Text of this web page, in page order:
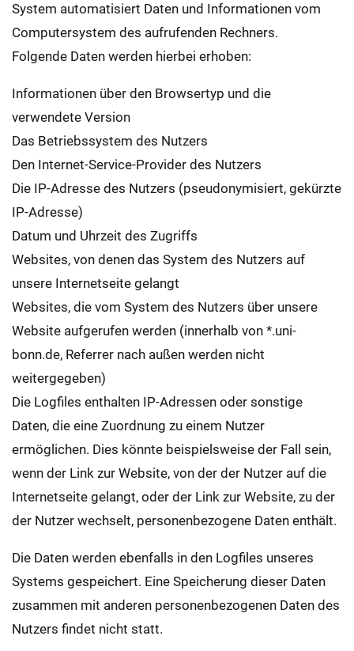
System automatisiert Daten und Informationen vom
Computersystem des aufrufenden Rechners.
Folgende Daten werden hierbei erhoben:
Informationen über den Browsertyp und die
verwendete Version
Das Betriebssystem des Nutzers
Den Internet-Service-Provider des Nutzers
Die IP-Adresse des Nutzers (pseudonymisiert, gekürzte
IP-Adresse)
Datum und Uhrzeit des Zugriffs
Websites, von denen das System des Nutzers auf
unsere Internetseite gelangt
Websites, die vom System des Nutzers über unsere
Website aufgerufen werden (innerhalb von *.uni-
bonn.de, Referrer nach außen werden nicht
weitergegeben)
Die Logfiles enthalten IP-Adressen oder sonstige
Daten, die eine Zuordnung zu einem Nutzer
ermöglichen. Dies könnte beispielsweise der Fall sein,
wenn der Link zur Website, von der der Nutzer auf die
Internetseite gelangt, oder der Link zur Website, zu der
der Nutzer wechselt, personenbezogene Daten enthält.
Die Daten werden ebenfalls in den Logfiles unseres
Systems gespeichert. Eine Speicherung dieser Daten
zusammen mit anderen personenbezogenen Daten des
Nutzers findet nicht statt.